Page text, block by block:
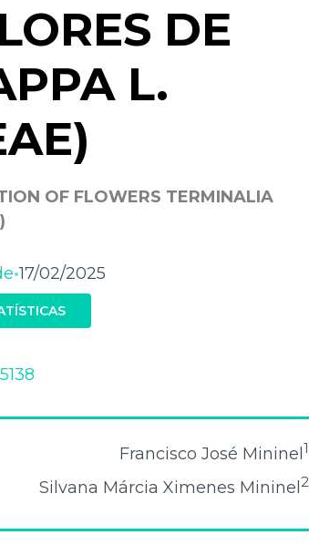
DE
L.
OF FLOWERS TERMINALIA
•17/02/2025
Francisco José Mininel1
Silvana Márcia Ximenes Mininel2